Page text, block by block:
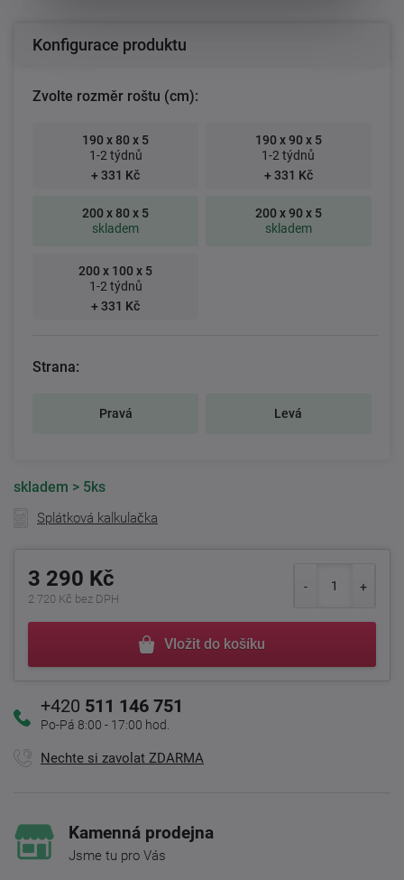
Konfigurace produktu
Zvolte rozměr roštu (cm):
190 x 80 x 5
1-2 týdnů
+ 331 Kč
190 x 90 x 5
1-2 týdnů
+ 331 Kč
200 x 80 x 5
skladem
200 x 90 x 5
skladem
200 x 100 x 5
1-2 týdnů
+ 331 Kč
Strana:
Pravá Levá
skladem > 5ks
Splátková kalkulačka
3 290 Kč
2 720 Kč bez DPH
Vložit do košíku
+420 511 146 751
Po-Pá 8:00 - 17:00 hod.
Nechte si zavolat ZDARMA
Kamenná prodejna
Jsme tu pro Vás